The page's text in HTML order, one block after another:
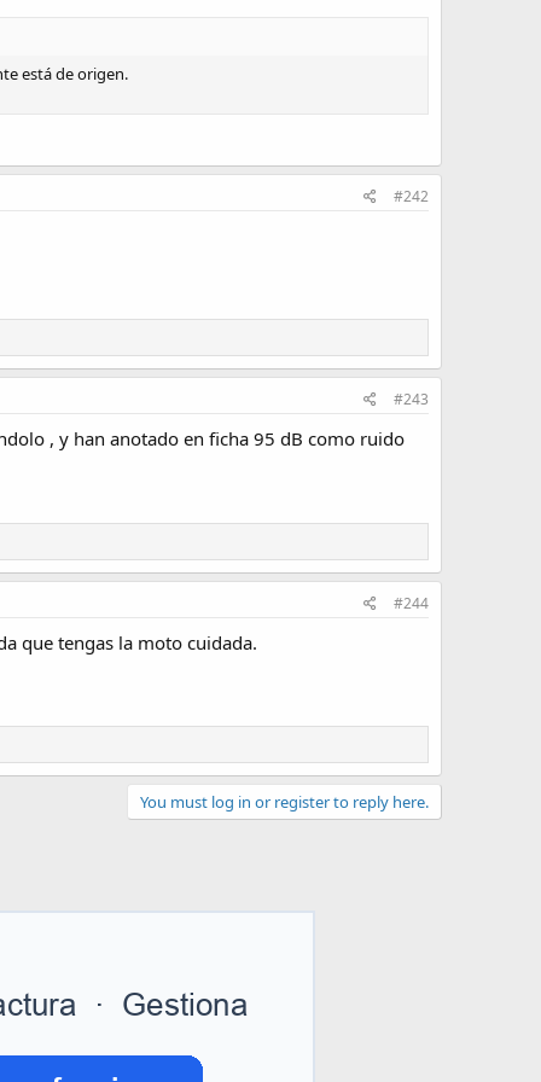
está de origen.
#242
#243
, y han anotado en ficha 95 dB como ruido
#244
que tengas la moto cuidada.
You must log in or register to reply here.